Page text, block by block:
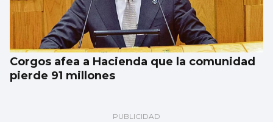
Corgos afea a Hacienda que la comunidad
pierde 91 millones